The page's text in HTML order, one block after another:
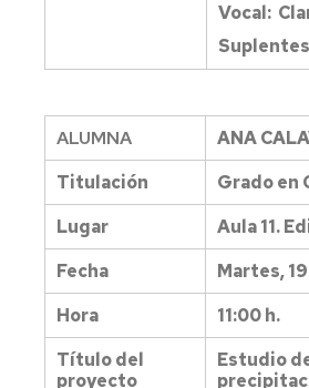
Vocal:
ALUMNA
ANA
Titulación
Grado en
Lugar
Aula 11.
Fecha
Martes,
Hora
11:00 h.
Título del
proyecto
Estudio